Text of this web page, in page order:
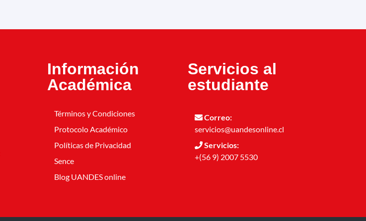
Información
Académica
Términos y Condiciones
Protocolo Académico
Políticas de Privacidad
Sence
Blog UANDES online
Servicios al
estudiante
Correo:
servicios@uandesonline.cl
Servicios:
+(56 9) 2007 5530